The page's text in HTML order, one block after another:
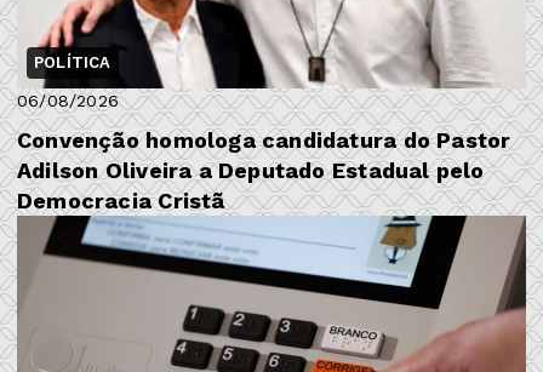
POLÍTICA
06/08/2026
​Convenção homologa candidatura do Pastor
Adilson Oliveira a Deputado Estadual pelo
Democracia Cristã